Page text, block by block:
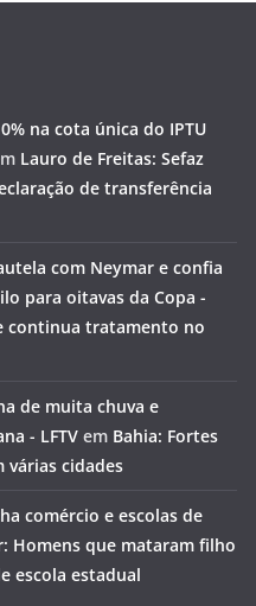
na cota única do IPTU
Lauro de Freitas: Sefaz
de transferência
com Neymar e confia
para oitavas da Copa -
continua tratamento no
de muita chuva e
- LFTV em Bahia: Fortes
várias cidades
comércio e escolas de
Homens que mataram filho
escola estadual